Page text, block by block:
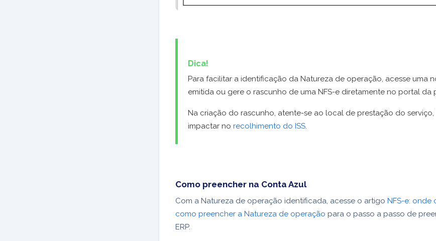
Dica!
Para facilitar a identificação da Natureza de operação, acesse uma
emitida ou gere o rascunho de uma NFS-e diretamente no portal da
Na criação do rascunho, atente-se ao local de prestação do
impactar no recolhimento do ISS.
Como preencher na Conta Azul
Com a Natureza de operação identificada, acesse o artigo NFS-e: onde
como preencher a Natureza de operação para o passo a passo de
ERP.